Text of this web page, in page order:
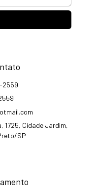
2559
1725, Cidade Jardim,
SP